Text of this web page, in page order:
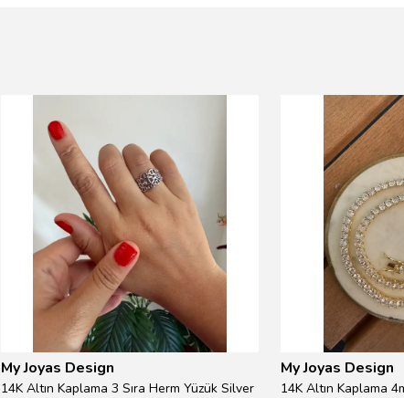
My Joyas Design
14K Altın Kaplama 3 Sıra Herm Yüzük Silver
My Joyas Design